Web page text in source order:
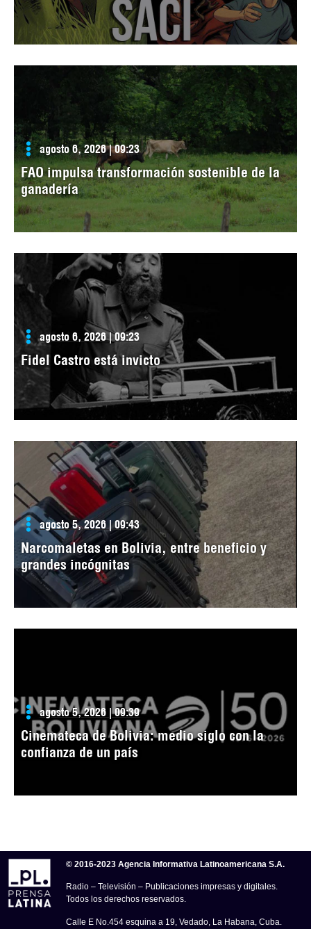
agosto 6, 2026 | 09:23
FAO impulsa transformación sostenible de la
ganadería
agosto 6, 2026 | 09:23
Fidel Castro está invicto
agosto 5, 2026 | 09:43
Narcomaletas en Bolivia, entre beneficio y
grandes incógnitas
agosto 5, 2026 | 09:39
Cinemateca de Bolivia: medio siglo con la
confianza de un país
© 2016-2023 Agencia Informativa Latinoamericana S.A.
Radio – Televisión – Publicaciones impresas y digitales.
Todos los derechos reservados.
Calle E No.454 esquina a 19, Vedado, La Habana, Cuba.